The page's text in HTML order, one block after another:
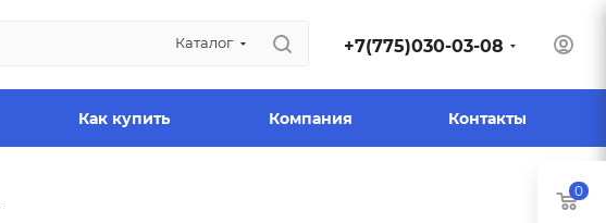
Каталог +7(775)030-03-08
Как купить Компания Контакты
0